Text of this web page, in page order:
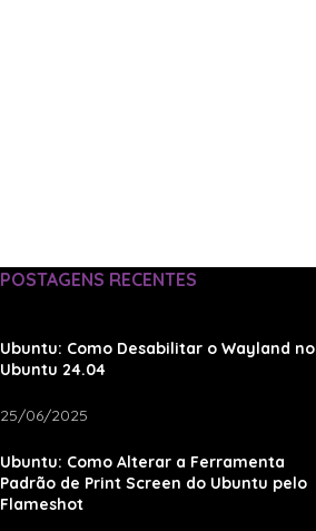
POSTAGENS RECENTES
Ubuntu: Como Desabilitar o Wayland no
Ubuntu 24.04
25/06/2025
Ubuntu: Como Alterar a Ferramenta
Padrão de Print Screen do Ubuntu pelo
Flameshot